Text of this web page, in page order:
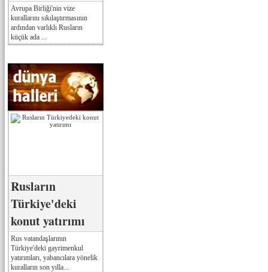
Avrupa Birliği'nin vize
kurallarını sıkılaştırmasının
ardından varlıklı Rusların
küçük ada ...
Rusların
Türkiye'deki
konut yatırımı
Rus vatandaşlarının
Türkiye'deki gayrimenkul
yatırımları, yabancılara yönelik
kuralların son yılla...